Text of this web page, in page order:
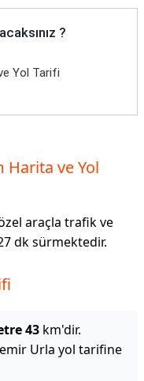
?
Yol Tarifi
Harita ve Yol
araçla trafik ve
dk sürmektedir.
43 km'dir.
Urla yol tarifine